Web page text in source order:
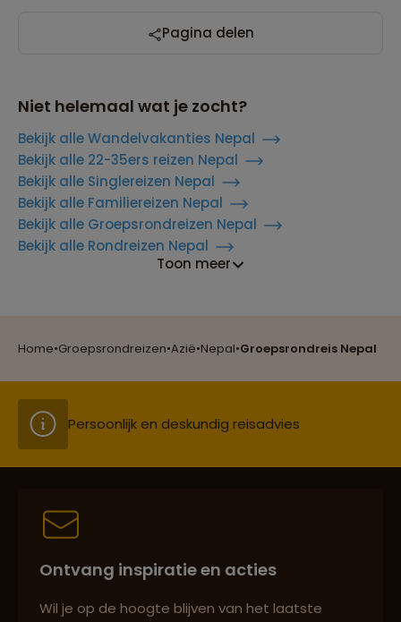
Home•Groepsrondreizen•Azië•Nepal•Groepsrondreis Nepal
Pagina delen
Niet helemaal wat je zocht?
Bekijk alle Wandelvakanties Nepal
Bekijk alle 22-35ers reizen Nepal
Bekijk alle Singlereizen Nepal
Bekijk alle Familiereizen Nepal
Bekijk alle Groepsrondreizen Nepal
Bekijk alle Rondreizen Nepal
Toon meer
Reizen met oog voor mens, cultuur en milieu
Persoonlijk en deskundig reisadvies
Best beoordeelde reisroutes
Ontvang inspiratie en acties
Wil je op de hoogte blijven van het laatste